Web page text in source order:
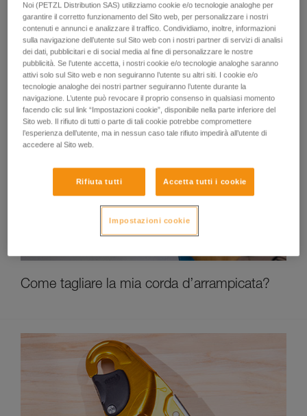
Come tagliare la mia corda d’arrampicata?
Noi (PETZL Distribution SAS) utilizziamo cookie e/o tecnologie analoghe per
garantire il corretto funzionamento del Sito web, per personalizzare i nostri
contenuti e annunci e analizzare il traffico. Condividiamo, inoltre, informazioni
sulla navigazione dell’utente sul Sito web con i nostri partner di servizi di analisi
dei dati, pubblicitari e di social media al fine di personalizzare le nostre
pubblicità. Se l’utente accetta, i nostri cookie e/o tecnologie analoghe saranno
attivi solo sul Sito web e non seguiranno l’utente su altri siti. I cookie e/o
tecnologie analoghe dei nostri partner seguiranno l’utente durante la
navigazione. L’utente può revocare il proprio consenso in qualsiasi momento
facendo clic sul link “Impostazioni cookie”, disponibile nella parte inferiore del
Sito web. Il rifiuto di tutti o parte di tali cookie potrebbe compromettere
l’esperienza dell’utente, ma in nessun caso tale rifiuto impedirà all’utente di
accedere al Sito web.
Rifiuta tutti Accetta tutti i cookie
Impostazioni cookie